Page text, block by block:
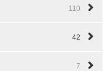
110
42
7